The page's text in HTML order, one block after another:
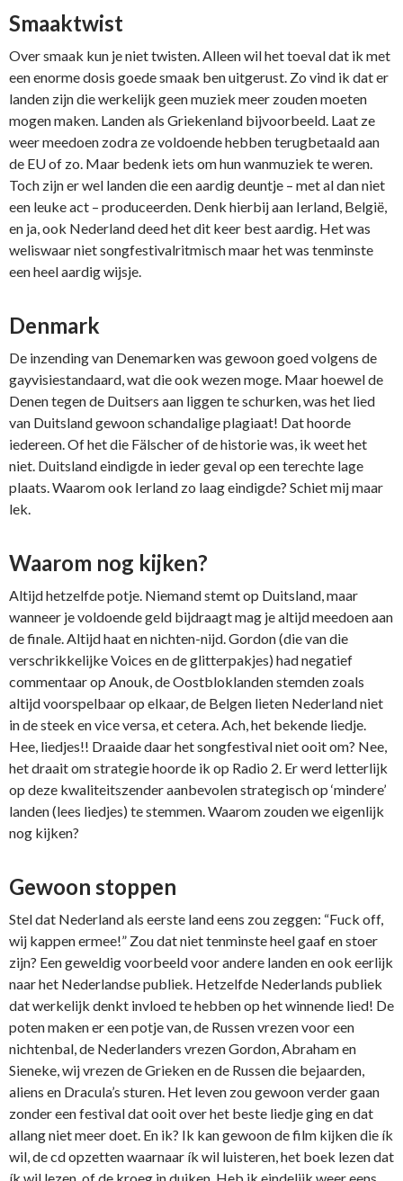
Smaaktwist
Over smaak kun je niet twisten. Alleen wil het toeval dat ik met
een enorme dosis goede smaak ben uitgerust. Zo vind ik dat er
landen zijn die werkelijk geen muziek meer zouden moeten
mogen maken. Landen als Griekenland bijvoorbeeld. Laat ze
weer meedoen zodra ze voldoende hebben terugbetaald aan
de EU of zo. Maar bedenk iets om hun wanmuziek te weren.
Toch zijn er wel landen die een aardig deuntje – met al dan niet
een leuke act – produceerden. Denk hierbij aan Ierland, België,
en ja, ook Nederland deed het dit keer best aardig. Het was
weliswaar niet songfestivalritmisch maar het was tenminste
een heel aardig wijsje.
Denmark
De inzending van Denemarken was gewoon goed volgens de
gayvisiestandaard, wat die ook wezen moge. Maar hoewel de
Denen tegen de Duitsers aan liggen te schurken, was het lied
van Duitsland gewoon schandalige plagiaat! Dat hoorde
iedereen. Of het die Fälscher of de historie was, ik weet het
niet. Duitsland eindigde in ieder geval op een terechte lage
plaats. Waarom ook Ierland zo laag eindigde? Schiet mij maar
lek.
Waarom nog kijken?
Altijd hetzelfde potje. Niemand stemt op Duitsland, maar
wanneer je voldoende geld bijdraagt mag je altijd meedoen aan
de finale. Altijd haat en nichten-nijd. Gordon (die van die
verschrikkelijke Voices en de glitterpakjes) had negatief
commentaar op Anouk, de Oostbloklanden stemden zoals
altijd voorspelbaar op elkaar, de Belgen lieten Nederland niet
in de steek en vice versa, et cetera. Ach, het bekende liedje.
Hee, liedjes!! Draaide daar het songfestival niet ooit om? Nee,
het draait om strategie hoorde ik op Radio 2. Er werd letterlijk
op deze kwaliteitszender aanbevolen strategisch op ‘mindere’
landen (lees liedjes) te stemmen. Waarom zouden we eigenlijk
nog kijken?
Gewoon stoppen
Stel dat Nederland als eerste land eens zou zeggen: “Fuck off,
wij kappen ermee!” Zou dat niet tenminste heel gaaf en stoer
zijn? Een geweldig voorbeeld voor andere landen en ook eerlijk
naar het Nederlandse publiek. Hetzelfde Nederlands publiek
dat werkelijk denkt invloed te hebben op het winnende lied! De
poten maken er een potje van, de Russen vrezen voor een
nichtenbal, de Nederlanders vrezen Gordon, Abraham en
Sieneke, wij vrezen de Grieken en de Russen die bejaarden,
aliens en Dracula’s sturen. Het leven zou gewoon verder gaan
zonder een festival dat ooit over het beste liedje ging en dat
allang niet meer doet. En ik? Ik kan gewoon de film kijken die ík
wil, de cd opzetten waarnaar ík wil luisteren, het boek lezen dat